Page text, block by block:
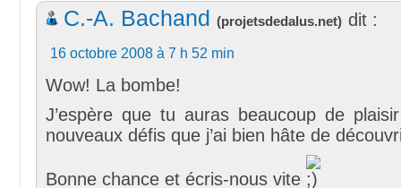
C.-A. Bachand (projetsdedalus.net) dit :
16 octobre 2008 à 7 h 52 min
Wow! La bombe!
J’espère que tu auras beaucoup de
nouveaux défis que j’ai bien hâte de
Bonne chance et écris-nous vite